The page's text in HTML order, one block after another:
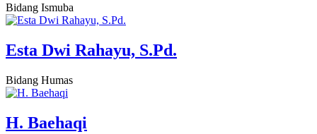
Bidang Ismuba
Esta Dwi Rahayu, S.Pd.
Bidang Humas
H. Baehaqi